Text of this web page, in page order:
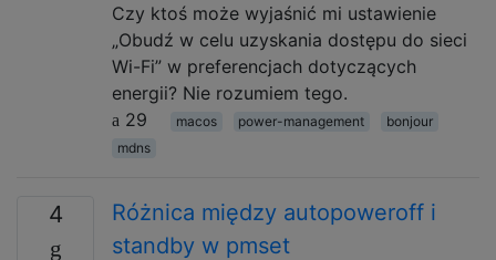
Czy ktoś może wyjaśnić mi ustawienie
„Obudź w celu uzyskania dostępu do sieci
Wi-Fi” w preferencjach dotyczących
energii? Nie rozumiem tego.
29
macos power-management
bonjour
mdns
4
Różnica między autopoweroff i
standby w pmset